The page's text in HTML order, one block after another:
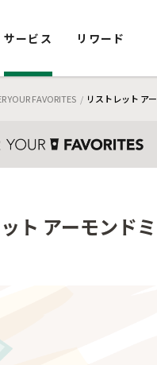
サービス リワード
YOUR FAVORITES リストレット ア
ト アーモンド